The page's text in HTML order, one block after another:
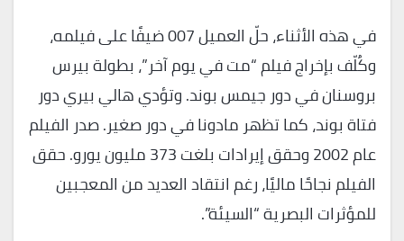
في هذه الأثناء، حلّ العميل 007 ضيفًا على فيلمه،
وكُلّف بإخراج فيلم “مت في يوم آخر”، بطولة بيرس
بروسنان في دور جيمس بوند. وتؤدي هالي بيري دور
فتاة بوند، كما تظهر مادونا في دور صغير. صدر الفيلم
عام 2002 وحقق إيرادات بلغت 373 مليون يورو. حقق
الفيلم نجاحًا ماليًا، رغم انتقاد العديد من المعجبين
للمؤثرات البصرية “السيئة”.